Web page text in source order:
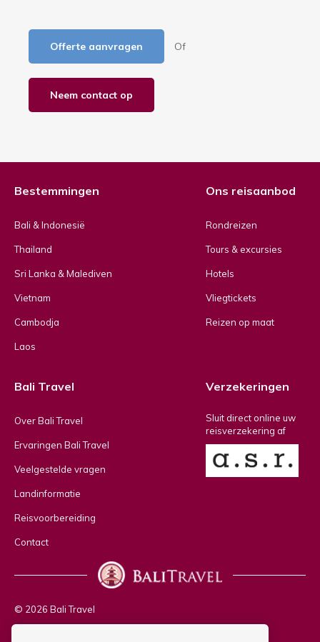
Offerte aanvragen Of
Neem contact op
Bestemmingen
Bali & Indonesië
Thailand
Sri Lanka & Malediven
Vietnam
Cambodja
Laos
Ons reisaanbod
Rondreizen
Tours & excursies
Hotels
Vliegtickets
Reizen op maat
Bali Travel
Over Bali Travel
Ervaringen Bali Travel
Veelgestelde vragen
Landinformatie
Reisvoorbereiding
Contact
Verzekeringen
Sluit direct online uw
reisverzekering af
© 2026 Bali Travel